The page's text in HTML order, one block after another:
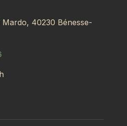
Mardo, 40230 Bénesse-